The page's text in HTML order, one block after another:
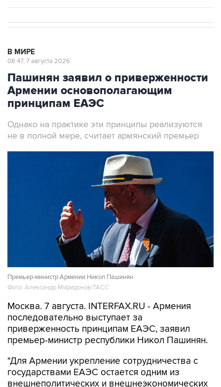
В МИРЕ
08:47, 7 августа 2026
Пашинян заявил о приверженности
Армении основополагающим
принципам ЕАЭС
Однако на практике эти принципы реализуются
не в полной мере, считает армянский премьер
Премьер-министр Армении Никол Пашинян
Фото: Александр Миридонов/ТАСС
Москва. 7 августа. INTERFAX.RU - Армения
последовательно выступает за
приверженность принципам ЕАЭС, заявил
премьер-министр республики Никол Пашинян.
"Для Армении укрепление сотрудничества с
государствами ЕАЭС остается одним из
внешнеполитических и внешнеэкономических